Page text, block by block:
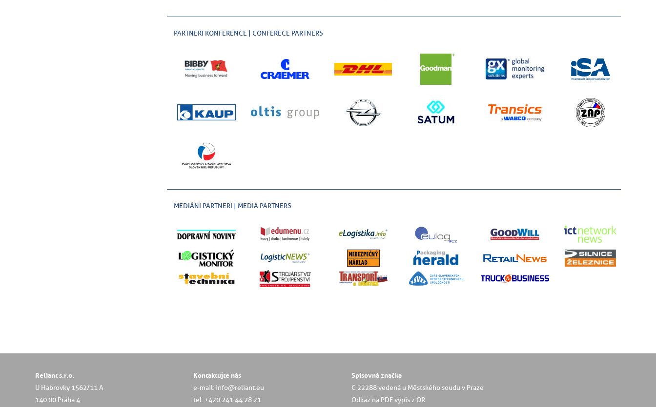
PARTNERI KONFERENCE | CONFERECE PARTNERS
MEDIÁNI PARTNERI | MEDIA PARTNERS
Reliant s.r.o.
U Habrovky 1562/11 A
140 00 Praha 4
Kontaktujte nás
e-mail: info@reliant.eu
tel: +420 241 44 28 21
Spisovná značka
C 22288 vedená u Městského soudu v Praze
Odkaz na PDF výpis z OR